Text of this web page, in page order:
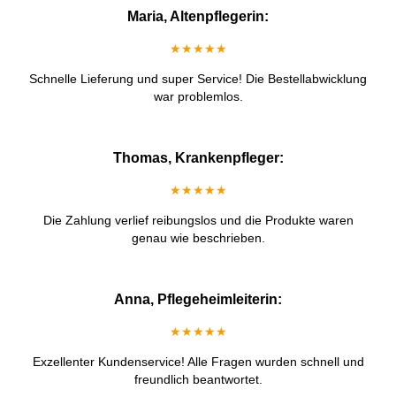
Maria, Altenpflegerin:
★★★★★
Schnelle Lieferung und super Service! Die Bestellabwicklung
war problemlos.
Thomas, Krankenpfleger:
★★★★★
Die Zahlung verlief reibungslos und die Produkte waren
genau wie beschrieben.
Anna, Pflegeheimleiterin:
★★★★★
Exzellenter Kundenservice! Alle Fragen wurden schnell und
freundlich beantwortet.